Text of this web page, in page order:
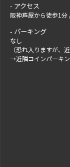
アクセス
阪神芦屋から徒歩1
パーキング
なし
（恐れ入りますが、
→近隣コインパーキ